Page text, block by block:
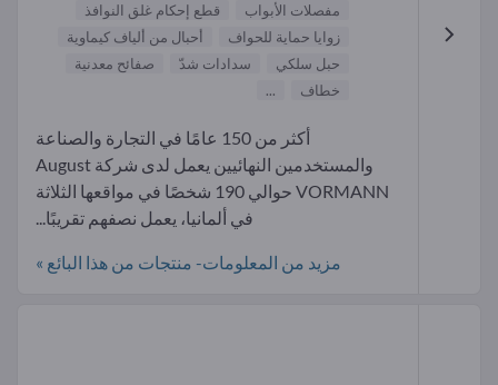
مفصلات الأبواب
قطع إحكام غلق النوافذ
زوايا حماية للحواف
أحبال من ألياف كيماوية
حبل سلكي
سدادات شدّ
صفائح معدنية
خطاف
...
أكثر من 150 عامًا في التجارة والصناعة
والمستخدمين النهائيين يعمل لدى شركة August
VORMANN حوالي 190 شخصًا في مواقعها الثلاثة
في ألمانيا، يعمل نصفهم تقريبًا...
مزيد من المعلومات- منتجات من هذا البائع »